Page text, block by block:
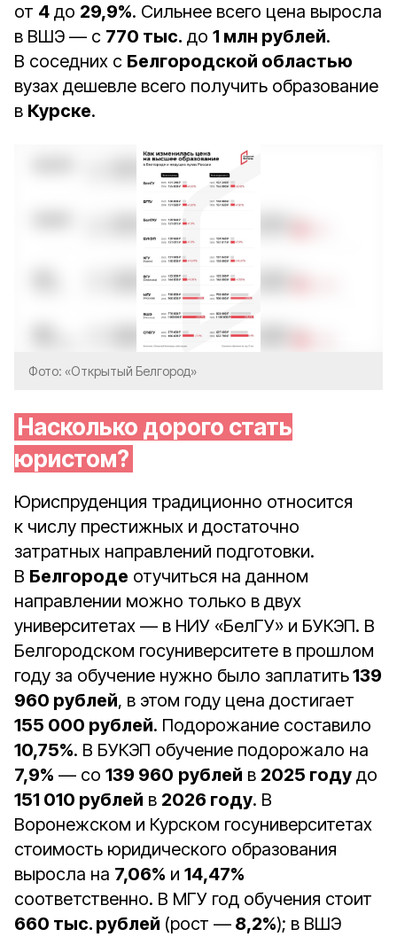
от 4 до 29,9%. Сильнее всего цена выросла
в ВШЭ — с 770 тыс. до 1 млн рублей.
В соседних с Белгородской областью
вузах дешевле всего получить образование
в Курске.
Фото: «Открытый Белгород»
Насколько дорого стать
юристом?
Юриспруденция традиционно относится
к числу престижных и достаточно
затратных направлений подготовки.
В Белгороде отучиться на данном
направлении можно только в двух
университетах — в НИУ «БелГУ» и БУКЭП. В
Белгородском госуниверситете в прошлом
году за обучение нужно было заплатить139
960 рублей, в этом году цена достигает
155 000 рублей. Подорожание составило
10,75%. В БУКЭП обучение подорожало на
7,9% — со 139 960 рублей в 2025 году до
151 010 рублей в 2026 году. В
Воронежском и Курском госуниверситетах
стоимость юридического образования
выросла на 7,06% и 14,47%
соответственно. В МГУ год обучения стоит
660 тыс. рублей (рост — 8,2%); в ВШЭ